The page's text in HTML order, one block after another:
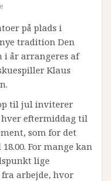
på plads i
tradition Den
i år arrangeres af
Klaus
til jul inviterer
hver eftermiddag til
som for det
For mange kan
lige
arbejde, hvor